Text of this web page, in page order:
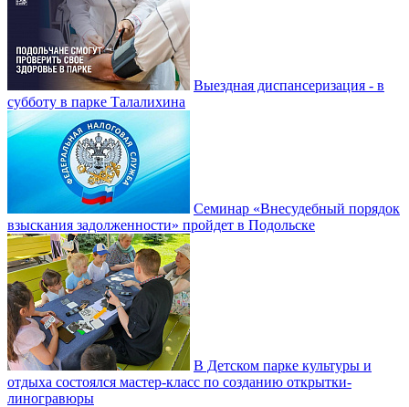
Выездная диспансеризация - в
субботу в парке Талалихина
Семинар «Внесудебный порядок
взыскания задолженности» пройдет в Подольске
В Детском парке культуры и
отдыха состоялся мастер-класс по созданию открытки-
линогравюры